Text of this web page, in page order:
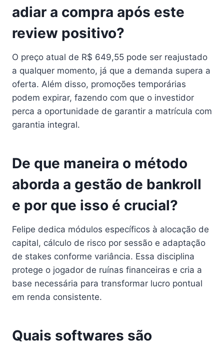
adiar a compra após este
review positivo?
O preço atual de R$ 649,55 pode ser reajustado
a qualquer momento, já que a demanda supera a
oferta. Além disso, promoções temporárias
podem expirar, fazendo com que o investidor
perca a oportunidade de garantir a matrícula com
garantia integral.
De que maneira o método
aborda a gestão de bankroll
e por que isso é crucial?
Felipe dedica módulos específicos à alocação de
capital, cálculo de risco por sessão e adaptação
de stakes conforme variância. Essa disciplina
protege o jogador de ruínas financeiras e cria a
base necessária para transformar lucro pontual
em renda consistente.
Quais softwares são